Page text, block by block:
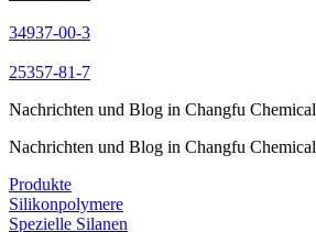
34937-00-3
25357-81-7
Nachrichten und Blog in Changfu Chemical
Nachrichten und Blog in Changfu Chemical
Produkte
Silikonpolymere
Spezielle Silanen